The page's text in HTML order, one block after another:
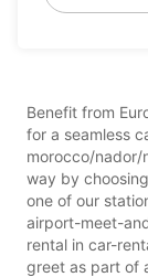
Benefit from
for a seamless
morocco/
way by
one of our
airport-meet-
rental in car-
greet as part of